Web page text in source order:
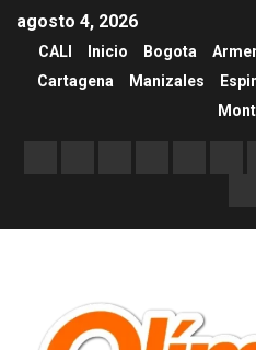
agosto 4, 2026
CALI Inicio Bogota
Cartagena
Manizales